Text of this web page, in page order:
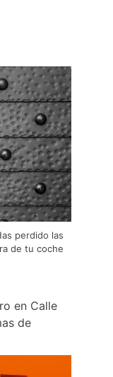
perdido las
de tu coche
en Calle
de